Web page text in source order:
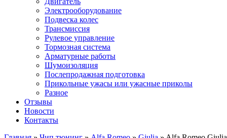
Электрооборудование
Подвеска колес
Трансмиссия
Рулевое управление
Тормозная система
Арматурные работы
Шумоизоляция
Послепродажная подготовка
Прикольные ужасы или ужасные приколы
Разное
Отзывы
Новости
Контакты